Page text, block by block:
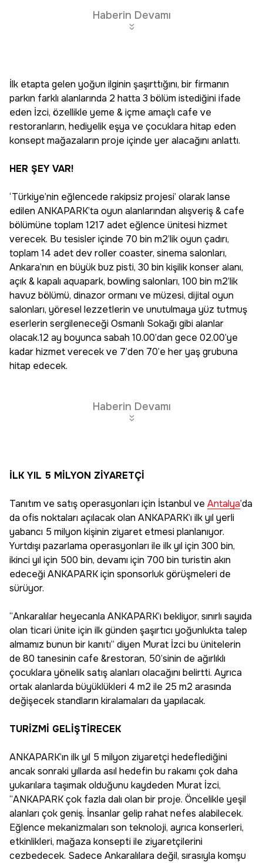
Haberin Devamı
İlk etapta gelen yoğun ilginin şaşırttığını, bir firmanın
parkın farklı alanlarında 2 hatta 3 bölüm istediğini ifade
eden İzci, özellikle yeme & içme amaçlı cafe ve
restoranların, hediyelik eşya ve çocuklara hitap eden
konsept mağazaların proje içinde yer alacağını anlattı.
HER ŞEY VAR!
‘Türkiye’nin eğlencede rakipsiz projesi’ olarak lanse
edilen ANKAPARK’ta oyun alanlarından alışveriş & cafe
bölümüne toplam 1217 adet eğlence ünitesi hizmet
verecek. Bu tesisler içinde 70 bin m2’lik oyun çadırı,
toplam 14 adet dev roller coaster, sinema salonları,
Ankara’nın en büyük buz pisti, 30 bin kişilik konser alanı,
açık & kapalı aquapark, bowling salonları, 100 bin m2’lik
havuz bölümü, dinazor ormanı ve müzesi, dijital oyun
salonları, yöresel lezzetlerin ve unutulmaya yüz tutmuş
eserlerin sergileneceği Osmanlı Sokağı gibi alanlar
olacak.12 ay boyunca sabah 10.00’dan gece 02.00’ye
kadar hizmet verecek ve 7’den 70’e her yaş grubuna
hitap edecek.
Haberin Devamı
İLK YIL 5 MİLYON ZİYARETÇİ
Tanıtım ve satış operasyonları için İstanbul ve Antalya’da
da ofis noktaları açılacak olan ANKAPARK’ı ilk yıl yerli
yabancı 5 milyon kişinin ziyaret etmesi planlanıyor.
Yurtdışı pazarlama operasyonları ile ilk yıl için 300 bin,
ikinci yıl için 500 bin, devamı için 700 bin turistin akın
edeceği ANKAPARK için sponsorluk görüşmeleri de
sürüyor.
“Ankaralılar heyecanla ANKAPARK’ı bekliyor, sınırlı sayıda
olan ticari ünite için ilk günden şaşırtıcı yoğunlukta talep
almamız bunun bir kanıtı” diyen Murat İzci bu ünitelerin
de 80 tanesinin cafe &restoran, 50’sinin de ağırlıklı
çocuklara yönelik satış alanları olacağını belirtti. Ayrıca
ortak alanlarda büyüklükleri 4 m2 ile 25 m2 arasında
değişecek standların kiralamaları da yapılacak.
TURİZMİ GELİŞTİRECEK
ANKAPARK’ın ilk yıl 5 milyon ziyaretçi hedeflediğini
ancak sonraki yıllarda asıl hedefin bu rakamı çok daha
yukarılara taşımak olduğunu kaydeden Murat İzci,
“ANKAPARK çok fazla dalı olan bir proje. Öncelikle yeşil
alanları çok geniş. İnsanlar gelip rahat nefes alabilecek.
Eğlence mekanizmaları son teknoloji, ayrıca konserleri,
etkinlikleri, mağaza konsepti ile ziyaretçilerini
cezbedecek. Sadece Ankaralılara değil, sırasıyla komşu